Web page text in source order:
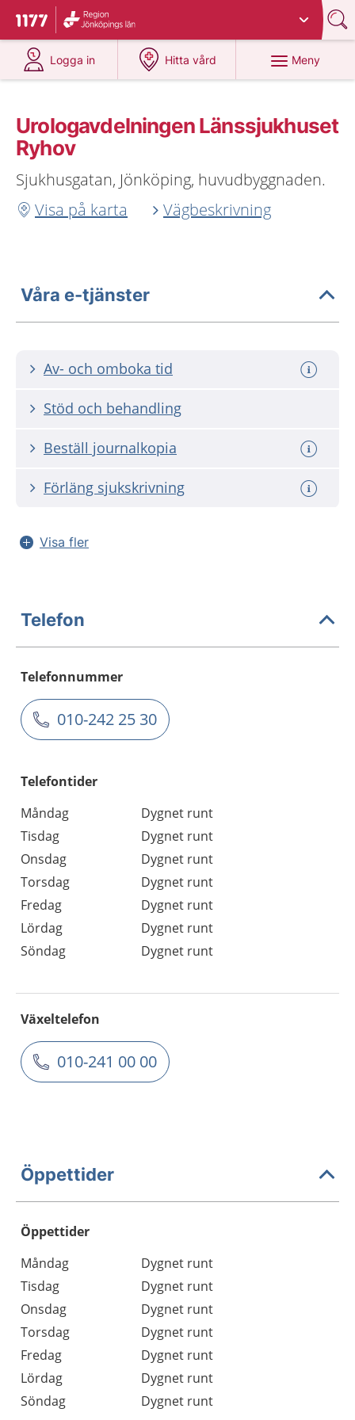
Till startsidan för 1177
Du har valt region
Logga in
på 1177.se
Hitta vård
på 1177.se
Meny
Urologavdelningen Länssjukhuset
Ryhov
Sjukhusgatan, Jönköping, huvudbyggnaden.
Visa på karta
Vägbeskrivning
Våra e-tjänster
Av- och omboka tid
Stöd och behandling
Beställ journalkopia
Förläng sjukskrivning
Visa fler
Telefon
Telefonnummer
010-242 25 30
Telefontider
Måndag
Dygnet runt
Tisdag
Dygnet runt
Onsdag
Dygnet runt
Torsdag
Dygnet runt
Fredag
Dygnet runt
Lördag
Dygnet runt
Söndag
Dygnet runt
Växeltelefon
010-241 00 00
Öppettider
Öppettider
Dag
Öppettider
Kommentarer
Måndag
Dygnet runt
Tisdag
Dygnet runt
Onsdag
Dygnet runt
Torsdag
Dygnet runt
Fredag
Dygnet runt
Lördag
Dygnet runt
Söndag
Dygnet runt